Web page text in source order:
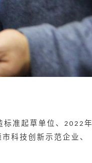
准起草单位、 2022 年
科技创新示范企业、